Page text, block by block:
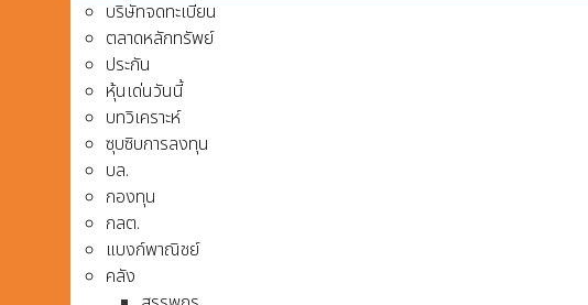
บริษัทจดทะเบียน
ตลาดหลักทรัพย์
ประกัน
หุ้นเด่นวันนี้
บทวิเคราะห์
ซุบซิบการลงทุน
บล.
กองทุน
กลต.
แบงก์พาณิชย์
คลัง